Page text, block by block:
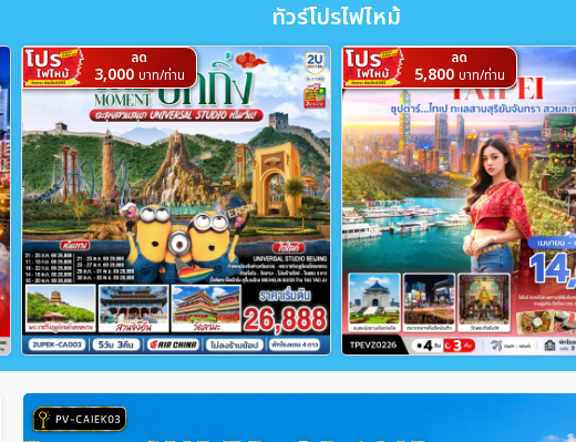
ทัวร์โปรไฟไหม้
ลด
3,000 บาท/ท่าน
ลด
5,800 บาท/ท่าน